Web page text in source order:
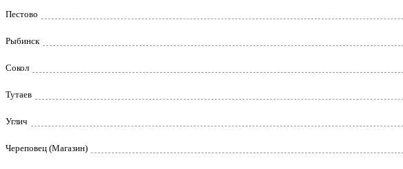
Пестово
Рыбинск
Сокол
Тутаев
Углич
Череповец (Магазин)